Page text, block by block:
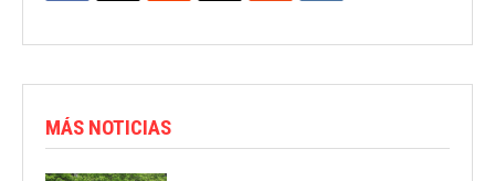
MÁS NOTICIAS